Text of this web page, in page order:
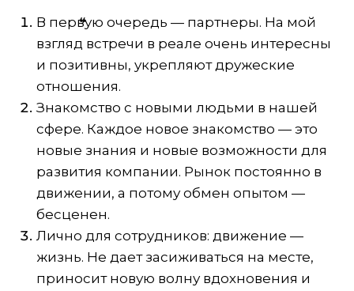
В первую очередь — партнеры. На мой
взгляд встречи в реале очень интересны
и позитивны, укрепляют дружеские
отношения.
Знакомство с новыми людьми в нашей
сфере. Каждое новое знакомство — это
новые знания и новые возможности для
развития компании. Рынок постоянно в
движении, а потому обмен опытом —
бесценен.
Лично для сотрудников: движение —
жизнь. Не дает засиживаться на месте,
приносит новую волну вдохновения и